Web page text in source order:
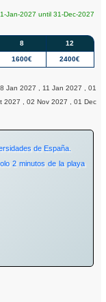
Jan-2027 until 31-Dec-2027
8 12
1600€ 2400€
Jan 2027 , 11 Jan 2027 , 01
2027 , 02 Nov 2027 , 01 Dec
de España.
2 minutos de la playa